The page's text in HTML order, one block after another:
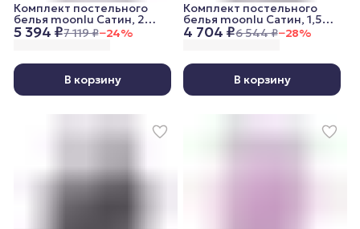
5 394 ₽7 119 ₽−24%
Комплект постельного
белья moonlu Сатин, 2
спальный, наволочки
50x70 см, графитовый
В корзину
4 704 ₽6 544 ₽−28%
Комплект постельного
белья moonlu Сатин, 1,5
спальный, наволочки
70x70 см, графитовый
В корзину